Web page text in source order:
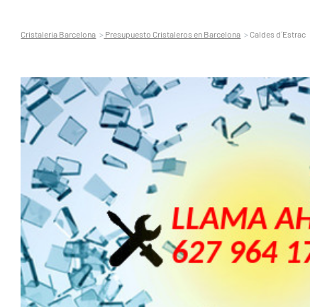
Cristaleria Barcelona Presupuesto Cristaleros en Barcelona Caldes d´Estrac